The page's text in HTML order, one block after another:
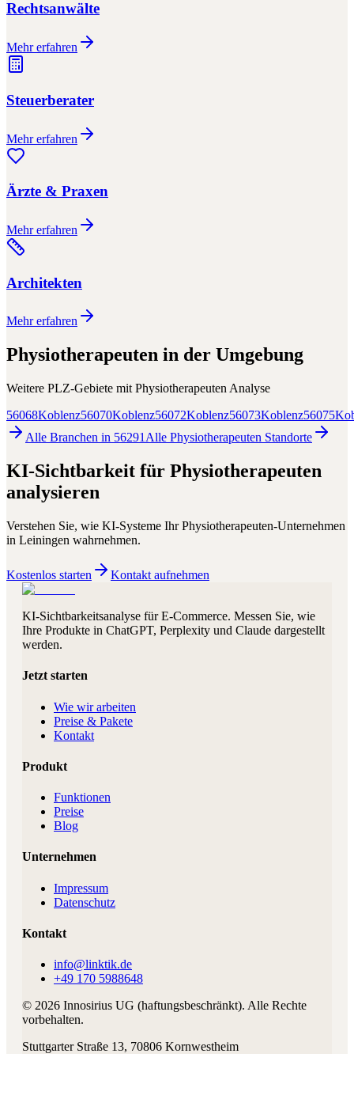
Rechtsanwälte
Mehr erfahren
Steuerberater
Mehr erfahren
Ärzte & Praxen
Mehr erfahren
Architekten
Mehr erfahren
Physiotherapeuten in der Umgebung
Weitere PLZ-Gebiete mit Physiotherapeuten Analyse
56068Koblenz56070Koblenz56072Koblenz56073Koblenz56075
Alle Branchen in 56291 Alle Physiotherapeuten Standorte
KI-Sichtbarkeit für Physiotherapeuten
analysieren
Verstehen Sie, wie KI-Systeme IhrPhysiotherapeuten-Unternehmen
in Leiningen wahrnehmen.
Kostenlos starten Kontakt aufnehmen
KI-Sichtbarkeitsanalyse für E-Commerce. Messen Sie, wie
Ihre Produkte in ChatGPT, Perplexity und Claude dargestellt
werden.
Jetzt starten
Wie wir arbeiten
Preise & Pakete
Kontakt
Produkt
Funktionen
Preise
Blog
Unternehmen
Impressum
Datenschutz
Kontakt
info@linktik.de
+49 170 5988648
© 2026 Innosirius UG (haftungsbeschränkt). Alle Rechte
vorbehalten.
Stuttgarter Straße 13, 70806 Kornwestheim